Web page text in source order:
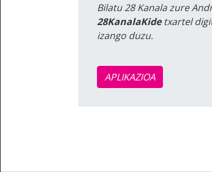
Bilatu 28 Kanala zure
28KanalaKidetxartel
izango duzu.
APLIKAZIOA